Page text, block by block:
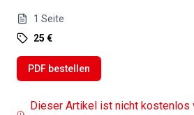
1 Seite
25 €
PDF bestellen
Dieser Artikel ist nicht kostenlos